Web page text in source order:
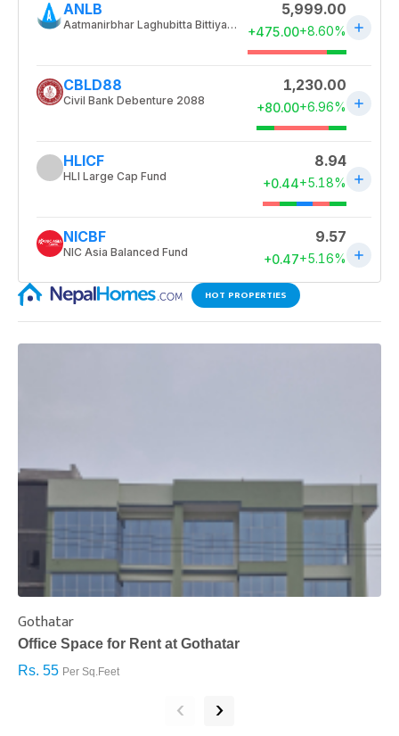
HOT PROPERTIES
Gothatar
Office Space for Rent at Gothatar
Rs. 55 Per Sq.Feet
‹ ›